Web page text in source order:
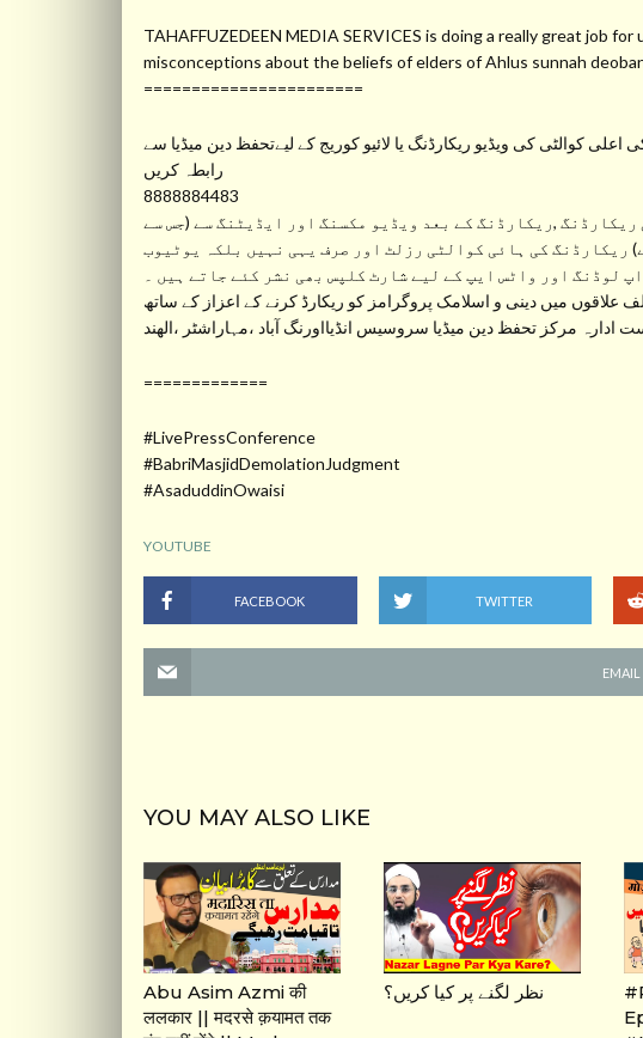
TAHAFFUZEDEEN MEDIA SERVICES is doing a really great job
misconceptions about the beliefs of elders of Ahlus sunnah
=======================
کوالٹی کی ویڈیو ریکارڈنگ یا لائیو کوریج کے لیےتحفظ دین میڈیا سے
رابطہ کریں
8888884483
,ریکارڈنگ کے بعد ویڈیو مکسنگ اور ایڈیٹنگ سے (جس سے
ریکارڈنگ کی ہائی کوالٹی رزلٹ اور صرف یہی نہیں بلکہ یوٹیوب
لوڈنگ اور واٹس ایپ کے لیے شارٹ کلپس بھی نشر کئے جاتے ہیں ۔
علاقوں میں دینی و اسلامک پروگرامز کو ریکارڈ کرنے کے اعزاز کے ساتھ
مرکز تحفظ دین میڈیا سروسیس انڈیااورنگ آباد ،مہاراشٹر ،الھند
=============
#LivePressConference
#BabriMasjidDemolationJudgment
#AsaduddinOwaisi
YOUTUBE
FACEBOOK TWITTER
EMAIL
YOU MAY ALSO LIKE
Abu Asim Azmi की
ललकार || मदरसे क़यामत तक
نظر لگنے پر کیا کریں؟